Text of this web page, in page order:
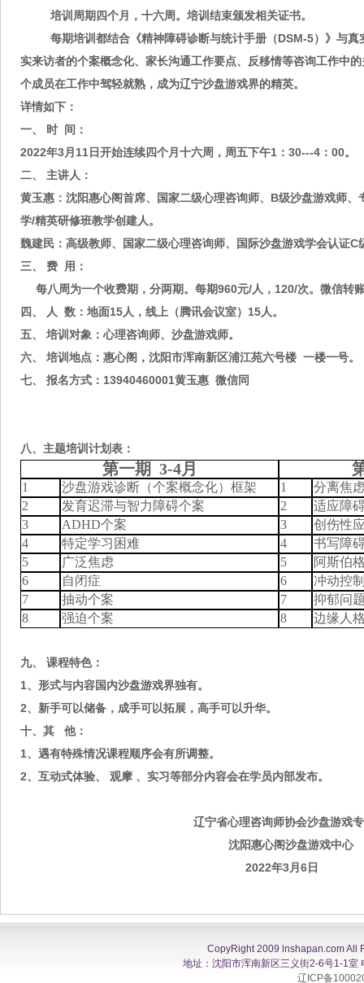
培训周期四个月，十六周。培训结束颁发相关证书。
每期培训都结合《精神障碍诊断与统计手册（DSM-5）》与真
实来访者的个案概念化、家长沟通工作要点、反移情等咨询工作中
个成员在工作中驾轻就熟，成为辽宁沙盘游戏界的精英。
详情如下：
一、
时 间：
2022年3月11日开始连续四个月十六周，周五下午1 ： 30---4：00。
二、
主讲人：
黄玉惠 ： 沈阳惠心阁首席、国家二级心理咨询师、 B级沙盘游戏师、
学/精英研修班教学创建人。
魏建民： 高级教师、国家二级心理咨询师、国际沙盘游戏学会认证C
三、
费 用：
每八周为一个收费期，分两期。每期960元/人，120/次。微信转
四、 人 数： 地面15人，线上（腾讯会议室）15人。
五、
培训对象： 心理咨询师、沙盘游戏师。
六、
培训地点： 惠心阁，沈阳市浑南新区浦江苑六号楼 一楼一号。
七、 报名方式： 13940460001黄玉惠 微信同
八、主题培训计划表：
第一期 3-4月
1 沙盘游戏诊断（个案概念化）框架 1
分离焦
2
发育迟滞与智力障碍个案 2
适应障
3
ADHD个案 3
创伤性
4
特定学习困难 4
书写障
5
广泛焦虑 5
阿斯伯
6
自闭症 6
冲动控
7
抽动个案 7
抑郁问
8
强迫个案 8 边缘人
九、
课程特色：
1、形式与内容国内沙盘游戏界独有。
2、新手可以储备，成手可以拓展，高手可以升华。
十、其
他：
1、遇有特殊情况课程顺序会有所调整。
2、互动式体验、 观摩 、实习等部分内容会在学员内部发布。
辽宁省心理咨询师协会沙盘游戏
沈阳惠心阁沙盘游戏中心
2022年3月6日
CopyRight 2009 lnshapan.com All
地址：沈阳市浑南新区三义街2-6号1-1
辽ICP备